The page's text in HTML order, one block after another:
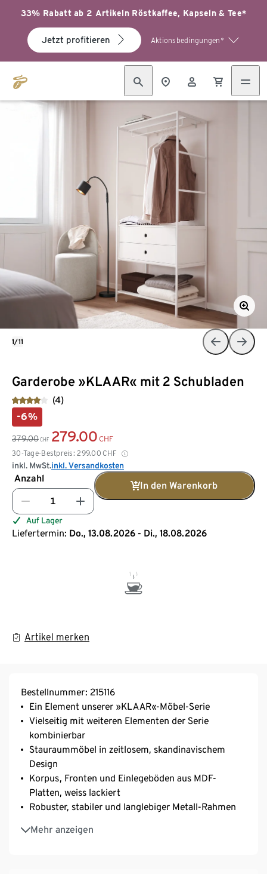
33% Rabatt ab 2 Artikeln Röstkaffee, Kapseln & Tee*
Jetzt profitieren Aktionsbedingungen*
Garderobe »KLAAR« mit 2 Schubladen
(4)
-6%
379.00 CHF 279.00 CHF
30-Tage-Bestpreis: 299.00 CHF
inkl. MwSt.inkl. Versandkosten
Anzahl
In den Warenkorb
Auf Lager
Liefertermin: Do., 13.08.2026 - Di., 18.08.2026
Artikel merken
1/11
Bestellnummer: 215116
Ein Element unserer »KLAAR«-Möbel-Serie
Vielseitig mit weiteren Elementen der Serie
kombinierbar
Stauraummöbel in zeitlosem, skandinavischem
Design
Korpus, Fronten und Einlegeböden aus MDF-
Platten, weiss lackiert
Robuster, stabiler und langlebiger Metall-Rahmen
Mehr anzeigen
Rahmen aus pulverbeschichtetem Stahl, weiss